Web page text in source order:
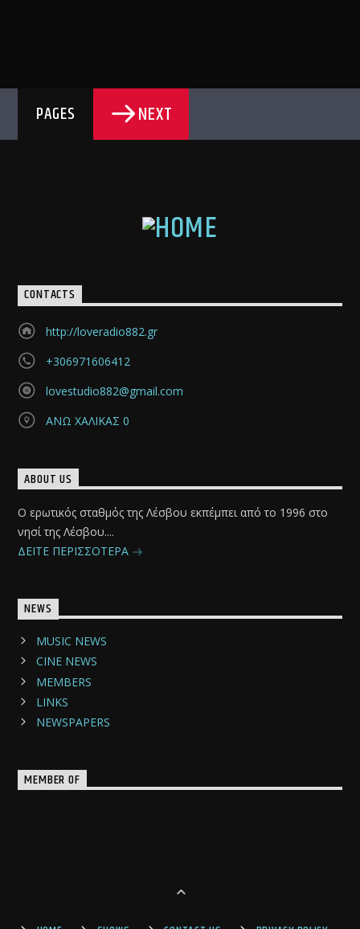
PAGES NEXT
CONTACTS
http://loveradio882.gr
+306971606412
lovestudio882@gmail.com
ΑΝΩ ΧΑΛΙΚΑΣ 0
ABOUT US
Ο ερωτικός σταθμός της Λέσβου εκπέμπει από το 1996 στο
νησί της Λέσβου....
ΔΕΙΤΕ ΠΕΡΙΣΣΟΤΕΡΑ
NEWS
MUSIC NEWS
CINE NEWS
MEMBERS
LINKS
NEWSPAPERS
MEMBER OF